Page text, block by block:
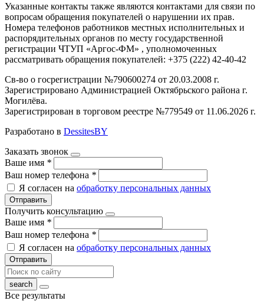
Указанные контакты также являются контактами для связи по
вопросам обращения покупателей о нарушении их прав.
Номера телефонов работников местных исполнительных и
распорядительных органов по месту государственной
регистрации ЧТУП «Аргос-ФМ» , уполномоченных
рассматривать обращения покупателей: +375 (222) 42-40-42
Св-во о госрегистрации №790600274 от 20.03.2008 г.
Зарегистрировано Администрацией Октябрьского района г.
Могилёва.
Зарегистрирован в торговом реестре №779549 от 11.06.2026 г.
Разработано в DessitesBY
Заказать звонок
Ваше имя *
Ваш номер телефона *
Я согласен на обработку персональных данных
Отправить
Получить консультацию
Ваше имя *
Ваш номер телефона *
Я согласен на обработку персональных данных
Отправить
Все результаты